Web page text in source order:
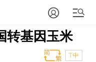
转基因玉米
T中